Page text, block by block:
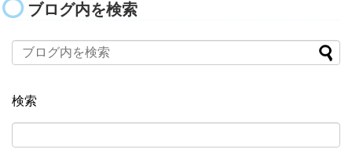
ブログ内を検索
検索